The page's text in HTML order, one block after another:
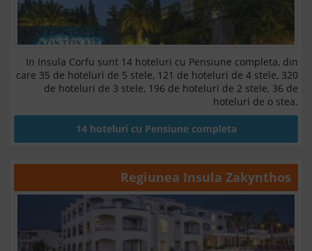
In Insula Corfu sunt 14 hoteluri cu Pensiune completa, din
care 35 de hoteluri de 5 stele, 121 de hoteluri de 4 stele, 320
de hoteluri de 3 stele, 196 de hoteluri de 2 stele, 36 de
hoteluri de o stea.
14 hoteluri cu Pensiune completa
Regiunea Insula Zakynthos